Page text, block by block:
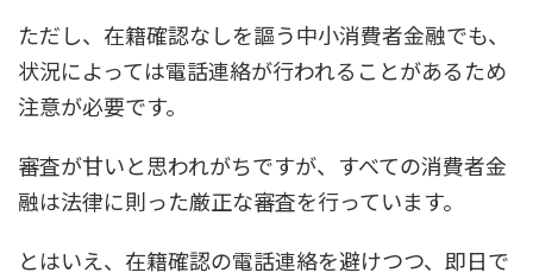
ただし、在籍確認なしを謳う中小消費者金融でも、
状況によっては電話連絡が行われることがあるため
注意が必要です。
審査が甘いと思われがちですが、すべての消費者金
融は法律に則った厳正な審査を行っています。
とはいえ、在籍確認の電話連絡を避けつつ、即日で